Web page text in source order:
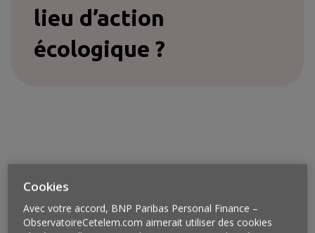
lieu d’action
écologique ?
Ressources à télécharger
Note détaillée
Cookies
Avec votre accord, BNP Paribas Personal Finance –
ObservatoireCetelem.com aimerait utiliser des cookies